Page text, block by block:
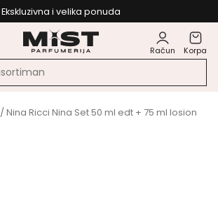
Ekskluzivna i velika ponuda
Račun Korpa
/ Nina Ricci Nina Set 50 ml edt + 75 ml losion